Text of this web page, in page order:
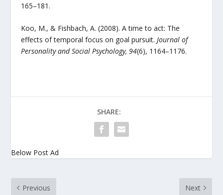
165–181.
Koo, M., & Fishbach, A. (2008). A time to act: The
effects of temporal focus on goal pursuit.Journal of
Personality and Social Psychology, 94(6), 1164–1176.
SHARE:
Below Post Ad
Previous Next